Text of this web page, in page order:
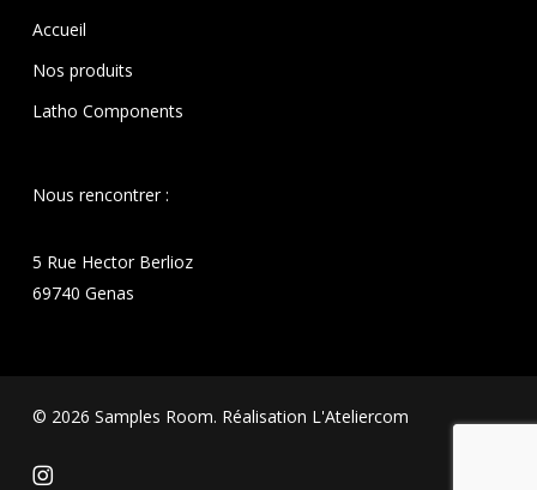
Accueil
Nos produits
Latho Components
Nous rencontrer :
5 Rue Hector Berlioz
69740 Genas
© 2026 Samples Room. Réalisation L'Ateliercom
instagram